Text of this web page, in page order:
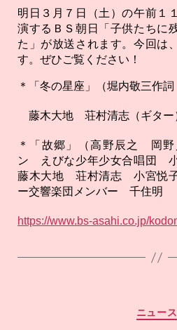
明日３月７日（土）の午前１
演するＢＳ朝日「子供たちに
た」が放送されます。今回は
す。ぜひご覧ください！
＊「冬の星座」（堀内敬三作
藤木大地 荘村清志（ギター
＊「故郷」（高野辰之 岡
ン えびな少年少女合唱団
藤木大地 荘村清志 小宮悦
ー交響楽団メンバー 千住明
https://www.bs-asahi.co.jp/
ニュース